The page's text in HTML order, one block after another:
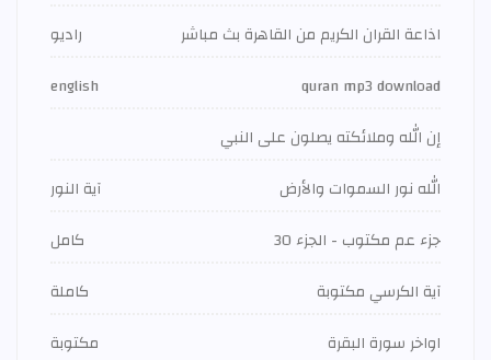
اذاعة القران الكريم من القاهرة بث مباشر
راديو
quran mp3 download
english
إن الله وملائكته يصلون على النبي
الله نور السموات والأرض
آية النور
جزء عم مكتوب - الجزء 30
كامل
آية الكرسي مكتوبة
كاملة
اواخر سورة البقرة
مكتوبة